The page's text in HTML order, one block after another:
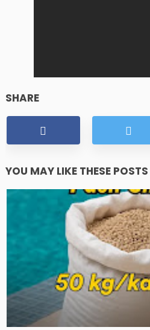
SHARE
YOU MAY LIKE THESE POSTS